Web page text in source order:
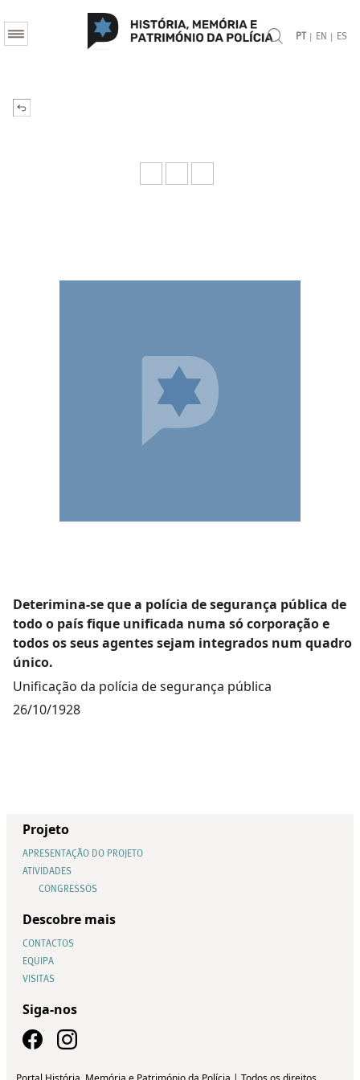
PT | EN | ES
Deterimina-se que a polícia de segurança pública de
todo o país fique unificada numa só corporação e
todos os seus agentes sejam integrados num quadro
único.
Unificação da polícia de segurança pública
26/10/1928
Projeto
APRESENTAÇÃO DO PROJETO
ATIVIDADES
CONGRESSOS
Descobre mais
CONTACTOS
EQUIPA
VISITAS
Siga-nos